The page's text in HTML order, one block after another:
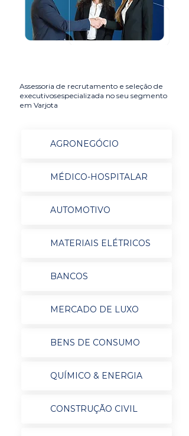
Assessoria de recrutamento e seleção de
executivosespecializada no seu segmento
em Varjota
AGRONEGÓCIO
MÉDICO-HOSPITALAR
AUTOMOTIVO
MATERIAIS ELÉTRICOS
BANCOS
MERCADO DE LUXO
BENS DE CONSUMO
QUÍMICO & ENERGIA
CONSTRUÇÃO CIVIL